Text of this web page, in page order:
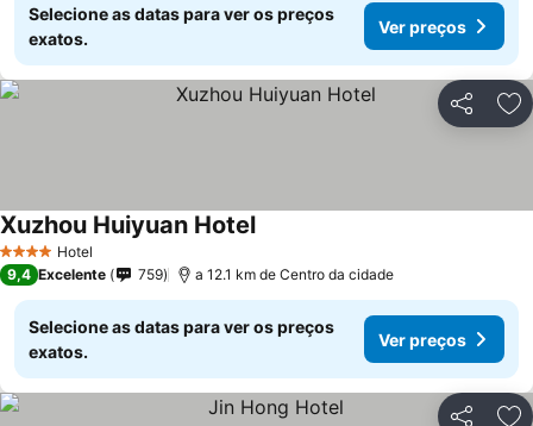
Selecione as datas para ver os preços
exatos.
Ver preços
Partilhar
4 EstrelasHotel
Xuzhou Huiyuan Hotel
9,4 Excelente 759 a 12.1 km de Centro da cidade
Selecione as datas para ver os preços
exatos.
Ver preços